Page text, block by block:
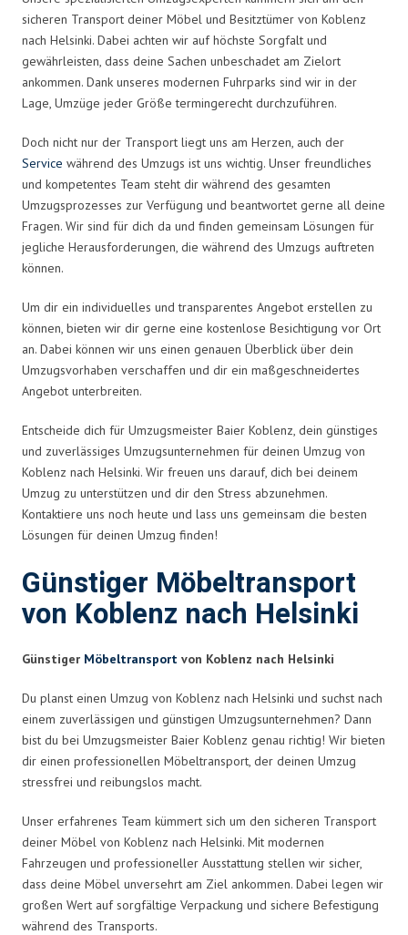
sicheren Transport deiner Möbel und Besitztümer von Koblenz
nach Helsinki. Dabei achten wir auf höchste Sorgfalt und
gewährleisten, dass deine Sachen unbeschadet am Zielort
ankommen. Dank unseres modernen Fuhrparks sind wir in der
Lage, Umzüge jeder Größe termingerecht durchzuführen.
Doch nicht nur der Transport liegt uns am Herzen, auch der
Service während des Umzugs ist uns wichtig. Unser freundliches
und kompetentes Team steht dir während des gesamten
Umzugsprozesses zur Verfügung und beantwortet gerne all deine
Fragen. Wir sind für dich da und finden gemeinsam Lösungen für
jegliche Herausforderungen, die während des Umzugs auftreten
können.
Um dir ein individuelles und transparentes Angebot erstellen zu
können, bieten wir dir gerne eine kostenlose Besichtigung vor Ort
an. Dabei können wir uns einen genauen Überblick über dein
Umzugsvorhaben verschaffen und dir ein maßgeschneidertes
Angebot unterbreiten.
Entscheide dich für Umzugsmeister Baier Koblenz, dein günstiges
und zuverlässiges Umzugsunternehmen für deinen Umzug von
Koblenz nach Helsinki. Wir freuen uns darauf, dich bei deinem
Umzug zu unterstützen und dir den Stress abzunehmen.
Kontaktiere uns noch heute und lass uns gemeinsam die besten
Lösungen für deinen Umzug finden!
Günstiger Möbeltransport
von Koblenz nach Helsinki
Günstiger Möbeltransport von Koblenz nach Helsinki
Du planst einen Umzug von Koblenz nach Helsinki und suchst nach
einem zuverlässigen und günstigen Umzugsunternehmen? Dann
bist du bei Umzugsmeister Baier Koblenz genau richtig! Wir bieten
dir einen professionellen Möbeltransport, der deinen Umzug
stressfrei und reibungslos macht.
Unser erfahrenes Team kümmert sich um den sicheren Transport
deiner Möbel von Koblenz nach Helsinki. Mit modernen
Fahrzeugen und professioneller Ausstattung stellen wir sicher,
dass deine Möbel unversehrt am Ziel ankommen. Dabei legen wir
großen Wert auf sorgfältige Verpackung und sichere Befestigung
während des Transports.